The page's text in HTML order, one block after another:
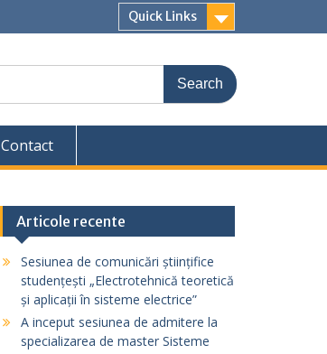
Quick Links
Contact
Articole recente
Sesiunea de comunicări științifice
studențești „Electrotehnică teoretică
și aplicații în sisteme electrice”
A inceput sesiunea de admitere la
specializarea de master Sisteme